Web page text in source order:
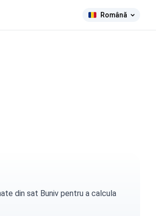
Română
din sat Buniv pentru a calcula